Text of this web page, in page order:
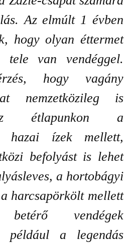
Az elmúlt 1 évben
hogy olyan éttermet
tele van vendéggel.
hogy vagány
nemzetközileg is
étlapunkon a
hazai ízek mellett,
befolyást is lehet
a hortobágyi
harcsapörkölt mellett
vendégek
például a legendás